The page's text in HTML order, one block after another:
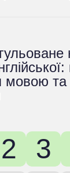
мовою та
2 3